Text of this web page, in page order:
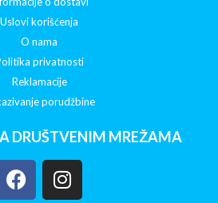
Uslovi korišćenja
O nama
privatnosti
Reklamacije
porudžbine
DRUŠTVENIM MREŽAMA